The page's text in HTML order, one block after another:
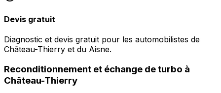
Devis gratuit
Diagnostic et devis gratuit pour les automobilistes de
Château-Thierry et du Aisne.
Reconditionnement et échange de turbo à
Château-Thierry